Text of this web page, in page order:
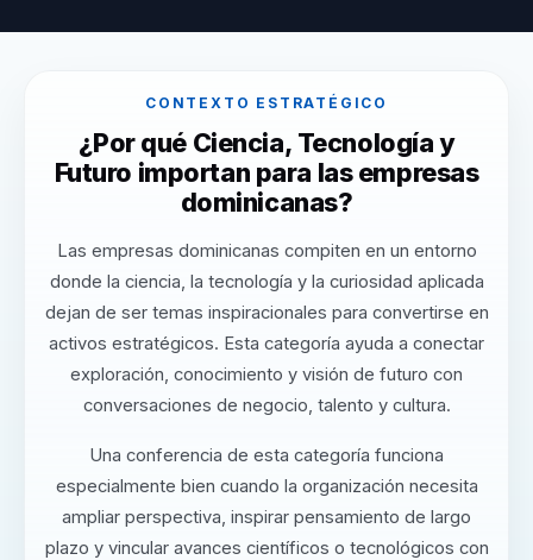
CONTEXTO ESTRATÉGICO
¿Por qué Ciencia, Tecnología y
Futuro importan para las empresas
dominicanas?
Las empresas dominicanas compiten en un entorno
donde la ciencia, la tecnología y la curiosidad aplicada
dejan de ser temas inspiracionales para convertirse en
activos estratégicos. Esta categoría ayuda a conectar
exploración, conocimiento y visión de futuro con
conversaciones de negocio, talento y cultura.
Una conferencia de esta categoría funciona
especialmente bien cuando la organización necesita
ampliar perspectiva, inspirar pensamiento de largo
plazo y vincular avances científicos o tecnológicos con